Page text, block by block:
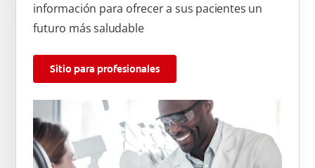
información para ofrecer a sus pacientes un
futuro más saludable
Sitio para profesionales